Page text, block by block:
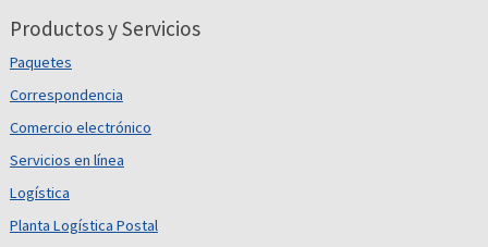
Productos y Servicios
Paquetes
Correspondencia
Comercio electrónico
Servicios en línea
Logística
Planta Logística Postal